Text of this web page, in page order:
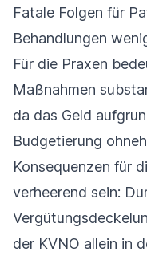
Fatale Folgen für
Behandlungen
Für die Praxen
Maßnahmen
da das Geld
Budgetierung
Konsequenzen für
verheerend sein:
der KVNO allein in